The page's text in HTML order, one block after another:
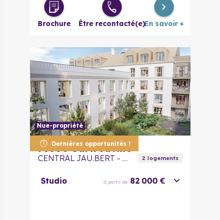
4 pièces à partir de 525 000 €
Brochure Être recontacté(e)En savoir +
Dernières opportunités !
Nue-propriété
78500 Sartrouville
CENTRAL JAU.BERT - Nue Propriété 2logements
Studio à partir de 82 000 €